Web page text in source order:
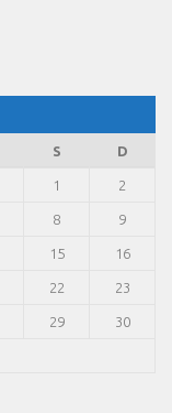
S D
1 2
8 9
15 16
22 23
29 30